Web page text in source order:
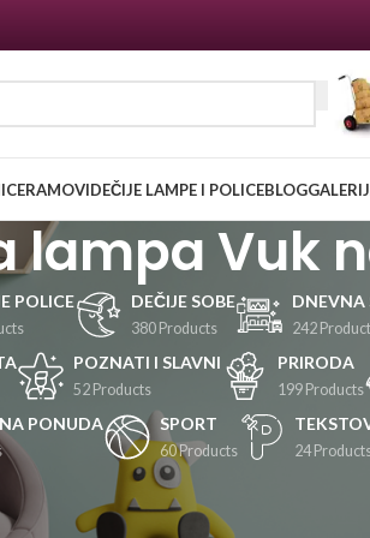
RAMOVIDEČIJE LAMPE I POLICEBLOG
lampa Vuk
POLICE DEČIJE SOBE
380 Products
DNEVNA
242
POZNATI I SLAVNI
52 Products
PRIRODA
199 Products
PONUDA SPORT
60 Products 24